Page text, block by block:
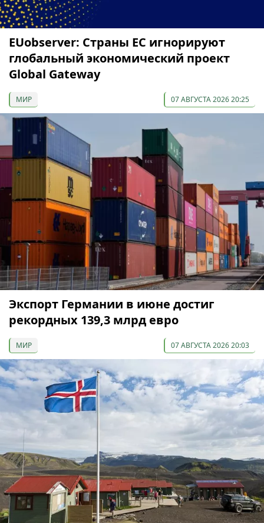
EUobserver: Страны ЕС игнорируют
глобальный экономический проект
Global Gateway
МИР 07 АВГУСТА 2026 20:25
Экспорт Германии в июне достиг
рекордных 139,3 млрд евро
МИР 07 АВГУСТА 2026 20:03